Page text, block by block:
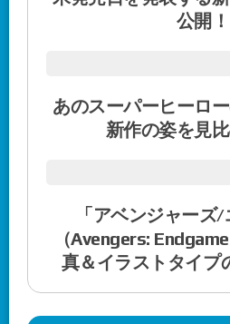
公開！
あのスーパーヒーロ
新作の姿を見
「アベンジャーズ
（Avengers:
真＆イラストタイプ